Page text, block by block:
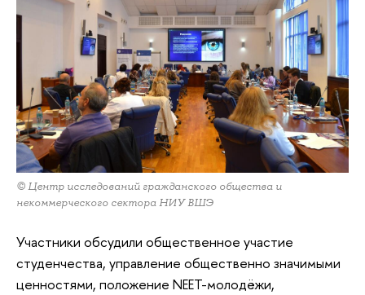
© Центр исследований гражданского общества и
некоммерческого сектора НИУ ВШЭ
Участники обсудили общественное участие
студенчества, управление общественно значимыми
ценностями, положение NEET-молодёжи,